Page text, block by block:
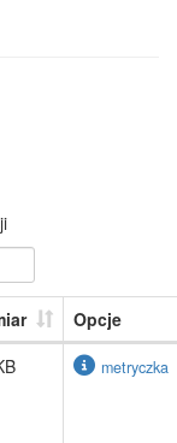
Opcje
metryczka